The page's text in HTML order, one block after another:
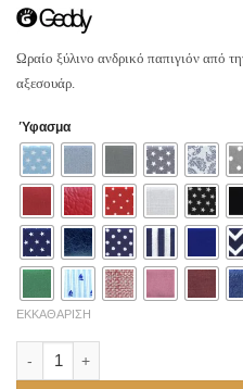
Ωραίο ξύλινο ανδρικό παπιγιόν από
αξεσουάρ.
Ύφασμα
ΕΚΚΑΘΆΡΙΣΗ